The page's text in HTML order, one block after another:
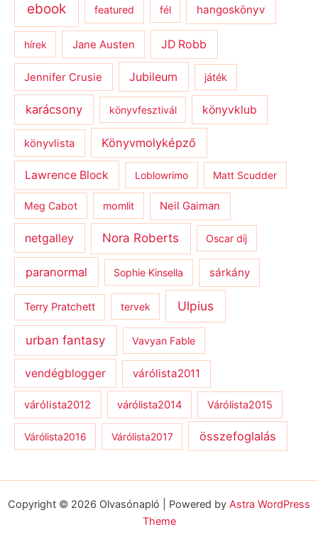
ebook featured fél hangoskönyv
hírek Jane Austen JD Robb
Jennifer Crusie Jubileum játék
karácsony könyvfesztivál könyvklub
könyvlista Könyvmolyképző
Lawrence Block Loblowrimo Matt Scudder
Meg Cabot momlit Neil Gaiman
netgalley Nora Roberts Oscar díj
paranormal Sophie Kinsella sárkány
Terry Pratchett tervek Ulpius
urban fantasy Vavyan Fable
vendégblogger várólista2011
várólista2012 várólista2014 Várólista2015
Várólista2016 Várólista2017 összefoglalás
Copyright © 2026 Olvasónapló | Powered by Astra WordPress
Theme